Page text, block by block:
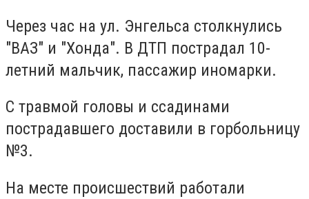
Через час на ул. Энгельса столкнулись
"ВАЗ" и "Хонда". В ДТП пострадал 10-
летний мальчик, пассажир иномарки.
С травмой головы и ссадинами
пострадавшего доставили в горбольницу
№3.
На месте происшествий работали